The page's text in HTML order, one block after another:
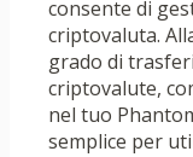
consente di
criptovaluta.
grado di
criptovalute,
nel tuo
semplice per